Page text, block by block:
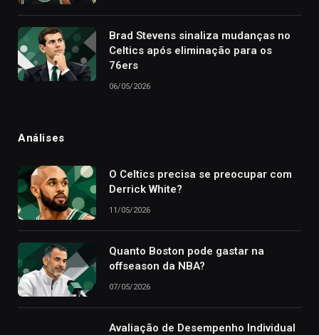
Brad Stevens sinaliza mudanças no
Celtics após eliminação para os
76ers
06/05/2026
Análises
O Celtics precisa se preocupar com
Derrick White?
11/05/2026
Quanto Boston pode gastar na
offseason da NBA?
07/05/2026
Avaliação de Desempenho Individual